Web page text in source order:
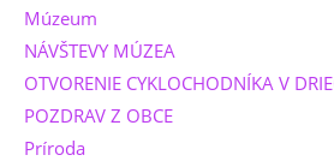
Múzeum
NÁVŠTEVY MÚZEA
OTVORENIE CYKLOCHODNÍKA V
POZDRAV Z OBCE
Príroda